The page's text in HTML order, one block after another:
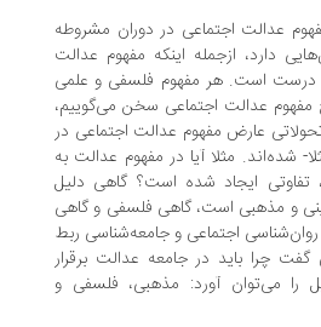
اجتماعی در دوران مشروطه
ازجمله اینکه مفهوم عدالت
است. هر مفهوم فلسفی و علمی
عدالت اجتماعی سخن می‌گوییم،
عارض مفهوم عدالت اجتماعی در
مثلا آیا در مفهوم عدالت به
ایجاد شده است؟ گاهی دلیل
است، گاهی فلسفی و گاهی
اجتماعی و جامعه‌شناسی ربط
باید در جامعه عدالت برقرار
آورد: مذهبی، فلسفی و